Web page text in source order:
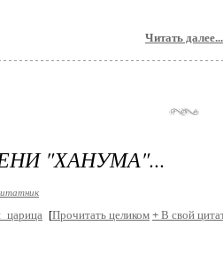
Читать далее...
"ХАНУМА"...
[Прочитать целиком + В свой